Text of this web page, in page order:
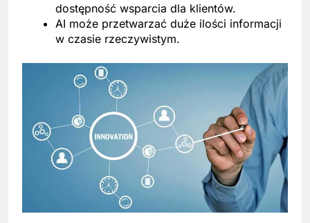
dostępność wsparcia dla klientów.
AI może przetwarzać duże ilości informacji
w czasie rzeczywistym.